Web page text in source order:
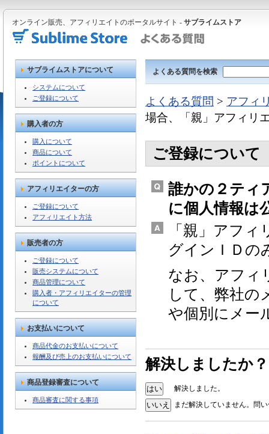
オンライン販売、アフィリエイトのポータルサイト - サブライムストア
サブライムストアについて
システムについて
ご登録について
購入者の方
購入について
商品について
ポイントについて
アフィリエイターの方
ご登録について
アフィリエイト方法
販売者の方
ご登録について
販売システムについて
商品管理について
購入者・アフィリエイターの管理
について
お支払いについて
商品代金のお支払いについて
報酬及び売上のお支払いについて
商品登録審査について
商品審査に関する事項
よくある質問を検索
よくある質問 > アフィ
場合、「親」アフィリ
ご登録について
誰かの２ティ
に個人情報は
「親」アフ
グインＩＤの
なお、アフィ
して、弊社の
や個別にメー
解決しましたか？
解決しました。
まだ解決していません。問